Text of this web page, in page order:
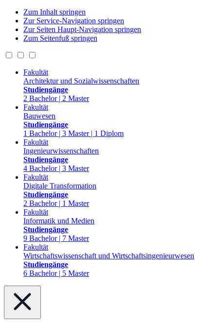
Zum Inhalt springen
Zur Service-Navigation springen
Zur Seiten Haupt-Navigation springen
Zum Seitenfuß springen
Fakultät
Architektur und Sozialwissenschaften
Studiengänge
2 Bachelor | 2 Master
Fakultät
Bauwesen
Studiengänge
1 Bachelor | 3 Master | 1 Diplom
Fakultät
Ingenieurwissenschaften
Studiengänge
4 Bachelor | 3 Master
Fakultät
Digitale Transformation
Studiengänge
2 Bachelor | 1 Master
Fakultät
Informatik und Medien
Studiengänge
9 Bachelor | 7 Master
Fakultät
Wirtschaftswissenschaft und Wirtschaftsingenieurwesen
Studiengänge
6 Bachelor | 5 Master